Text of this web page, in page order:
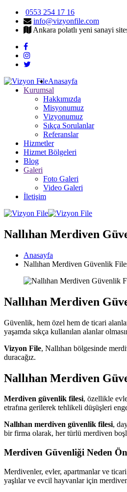
0553 254 17 16
info@vizyonfile.com
Ankara polatlı yeni sanayi
Anasayfa
Kurumsal
Hakkımızda
Misyonumuz
Vizyonumuz
Sıkça Sorulanlar
Referanslar
Hizmetler
Hizmet Bölgeleri
Blog
Galeri
Foto Galeri
Video Galeri
İletişim
Nallıhan Merdiven
Anasayfa
Nallıhan Merdiven Güvenlik
Nallıhan Merdiven
Güvenlik, hem özel hem de ticari
yaşamda sıkça kullanılan alanlar
Vizyon File, Nallıhan bölgesinde
duracağız.
Nallıhan Merdiven
Merdiven güvenlik filesi, özellikle
etrafına gerilerek tehlikeli düşüşleri
Nallıhan merdiven güvenlik filesi,
bir firma olarak, her türlü merdiven
Merdiven Güvenliği Neden
Merdivenler, evler, apartmanlar ve
yaşlılar ve evcil hayvanlar için